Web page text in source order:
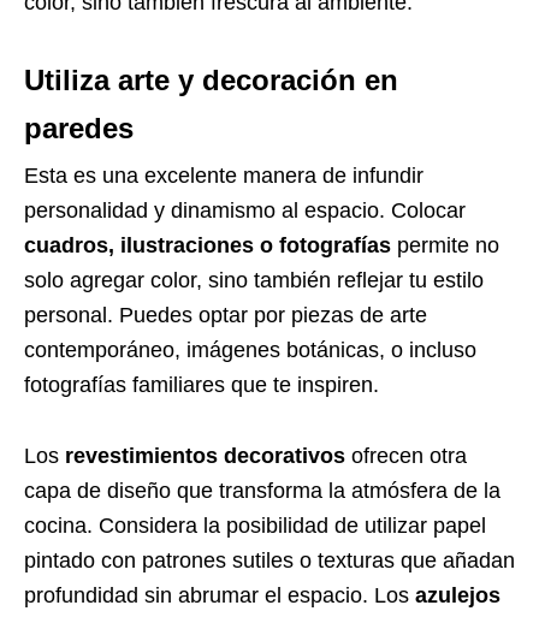
Utiliza arte y decoración en
paredes
Esta es una excelente manera de infundir
personalidad y dinamismo al espacio. Colocar
cuadros, ilustraciones o fotografías permite no
solo agregar color, sino también reflejar tu estilo
personal. Puedes optar por piezas de arte
contemporáneo, imágenes botánicas, o incluso
fotografías familiares que te inspiren.
Los revestimientos decorativos ofrecen otra
capa de diseño que transforma la atmósfera de la
cocina. Considera la posibilidad de utilizar papel
pintado con patrones sutiles o texturas que añadan
profundidad sin abrumar el espacio. Los azulejos